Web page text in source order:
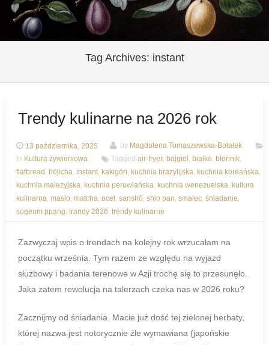
Tag Archives: instant
Trendy kulinarne na 2026 rok
13 października, 2025 by Magdalena Tomaszewska-Bolałek
In Kultura żywieniowa Tagged air-fryer, bajgiel , białko, błonnik,
flatbread , hōjicha, instant, kakigōri, kuchnia brazylijska, kuchnia koreańska,
kuchnia malezyjska, kuchnia peruwiańska, kuchnia wenezuelska, kultura
kulinarna, masło, matcha, ocet, sanshō, shio pan, smalec, śniadanie,
sogeum ppang, trandy 2026, trendy kulinarne
Zazwyczaj wpis o trendach na kolejny rok wrzucałam na
początku września. Tym razem ze względu na wyjazd
służbowy i badania terenowe w Azji trochę się to przesunęło.
Jaka zatem rewolucja na talerzach czeka nas w 2026 roku?
Zacznijmy od śniadania. Macie już dość tej zielonej herbaty,
której nazwa jest notorycznie źle wymawiana (japońskie